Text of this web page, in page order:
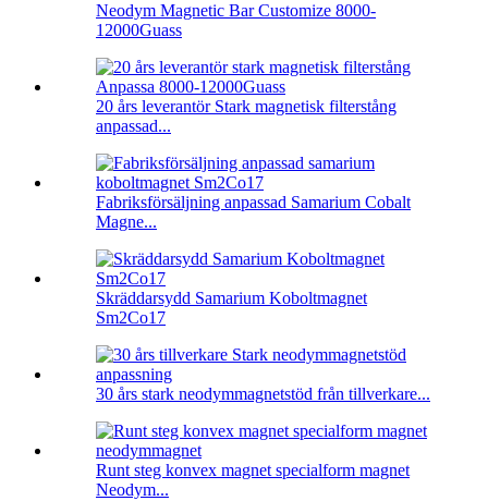
Neodym Magnetic Bar Customize 8000-
12000Guass
20 års leverantör Stark magnetisk filterstång
anpassad...
Fabriksförsäljning anpassad Samarium Cobalt
Magne...
Skräddarsydd Samarium Koboltmagnet
Sm2Co17
30 års stark neodymmagnetstöd från tillverkare...
Runt steg konvex magnet specialform magnet
Neodym...